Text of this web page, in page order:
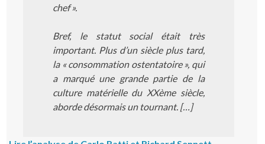
chef ».
Bref, le statut social était très
important. Plus d’un siècle plus tard,
la « consommation ostentatoire », qui
a marqué une grande partie de la
culture matérielle du XXème siècle,
aborde désormais un tournant. […]